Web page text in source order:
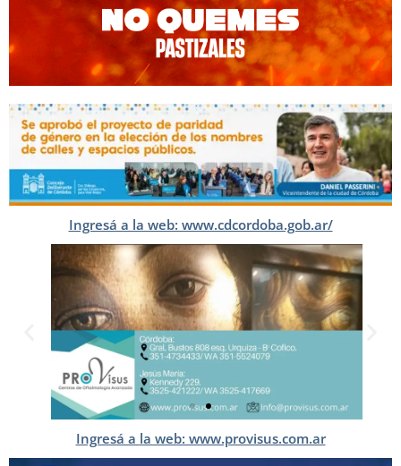
Ingresá a la web: www.cdcordoba.gob.ar/
Ingresá a la web: www.provisus.com.ar